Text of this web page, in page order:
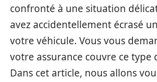
confronté à une situation
avez accidentellement écrasé
votre véhicule. Vous vous
votre assurance couvre ce type
Dans cet article, nous allons